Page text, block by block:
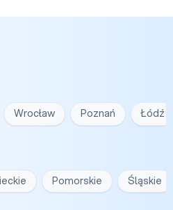
Wrocław Poznań Łódź
Pomorskie Śląskie